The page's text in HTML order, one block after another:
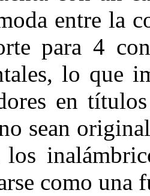
entre la
para 4
lo que
en
sean
como una